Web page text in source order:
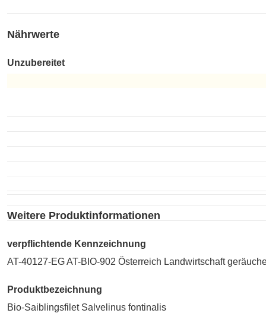
Nährwerte
Unzubereitet
Weitere Produktinformationen
verpflichtende Kennzeichnung
AT-40127-EG AT-BIO-902 Österreich Landwirtschaft
Produktbezeichnung
Bio-Saiblingsfilet Salvelinus fontinalis